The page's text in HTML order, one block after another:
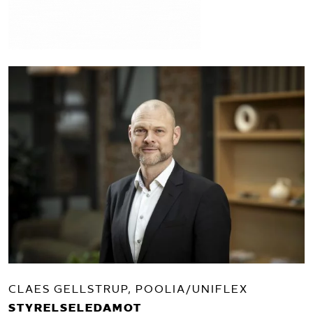
CLAES GELLSTRUP, POOLIA/UNIFLEX
STYRELSELEDAMOT